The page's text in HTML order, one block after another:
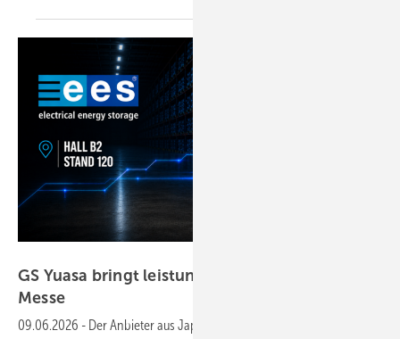
GS Yuasa bringt leistungsstarke Batterien zur
Messe
09.06.2026 - Der Anbieter aus Japan wird auf der EES Europe am